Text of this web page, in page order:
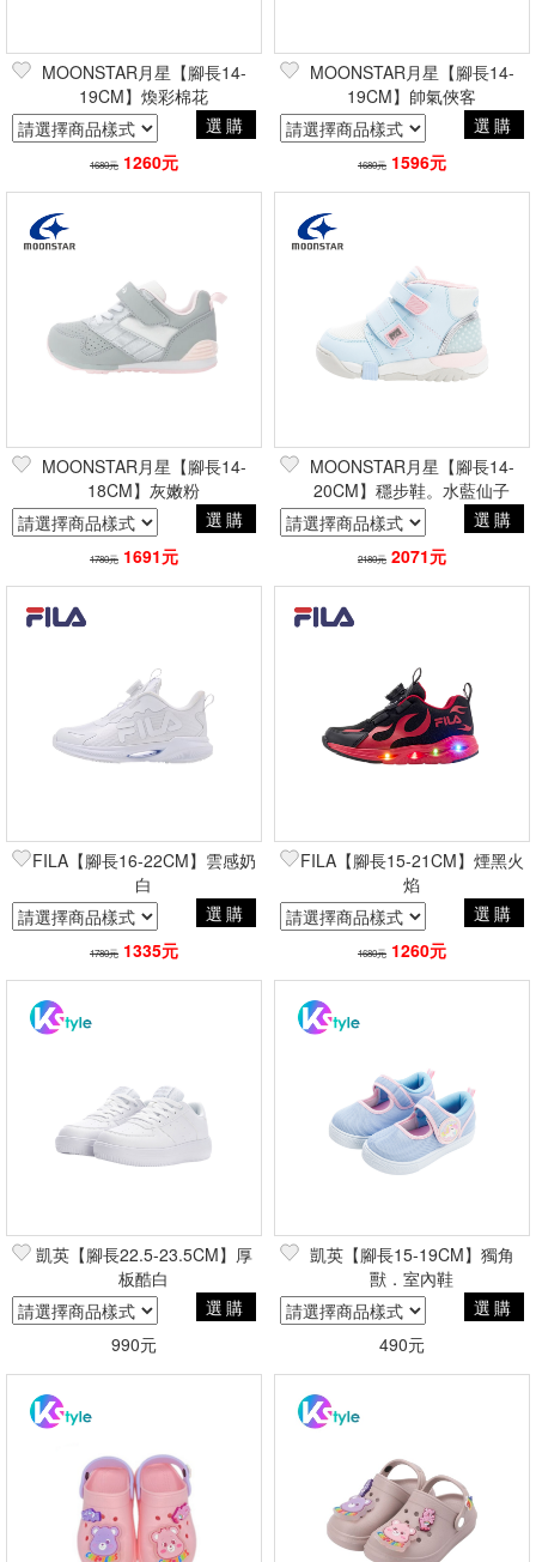
MOONSTAR月星【腳長14-
19CM】煥彩棉花
選購
1680元 1260元
MOONSTAR月星【腳長14-
19CM】帥氣俠客
選購
1680元 1596元
MOONSTAR月星【腳長14-
18CM】灰嫩粉
選購
1780元 1691元
MOONSTAR月星【腳長14-
20CM】穩步鞋。水藍仙子
選購
2180元 2071元
FILA【腳長16-22CM】雲感奶
白
選購
1780元 1335元
FILA【腳長15-21CM】煙黑火
焰
選購
1680元 1260元
凱英【腳長22.5-23.5CM】厚
板酷白
選購
990元
凱英【腳長15-19CM】獨角
獸．室內鞋
選購
490元